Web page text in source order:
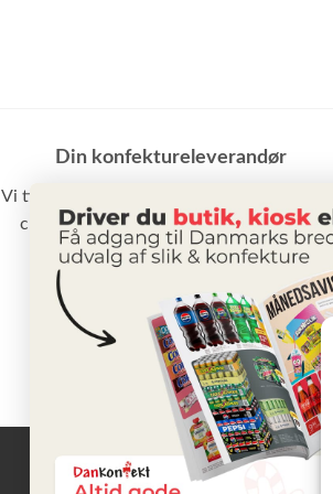
Din konfektureleverandør
Vi tilbyder et stort udvalg af slik, chokolade,
chips samt vand m.m. til små som store
virksomheder